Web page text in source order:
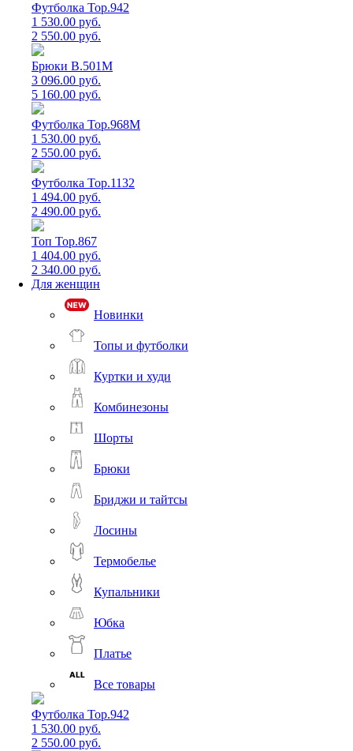
Футболка Top.942
1 530.00 руб.
2 550.00 руб.
Брюки B.501M
3 096.00 руб.
5 160.00 руб.
Футболка Top.968M
1 530.00 руб.
2 550.00 руб.
Футболка Top.1132
1 494.00 руб.
2 490.00 руб.
Топ Top.867
1 404.00 руб.
2 340.00 руб.
Для женщин
Новинки
Топы и футболки
Куртки и худи
Комбинезоны
Шорты
Брюки
Бриджи и тайтсы
Лосины
Термобелье
Купальники
Юбка
Платье
Все товары
Футболка Top.942
1 530.00 руб.
2 550.00 руб.